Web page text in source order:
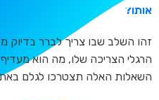
אותו?
זהו השלב שבו צריך לברר בדיוק
הרגלי הצריכה שלו, מה הוא
השאלות האלה תצטרכו לגלם